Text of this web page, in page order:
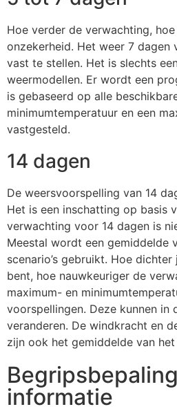
Hoe verder de verwachting,
onzekerheid. Het weer 7 dagen
vast te stellen. Het is slechts
weermodellen. Er wordt een
is gebaseerd op alle
minimumtemperatuur en een
vastgesteld.
14 dagen
De weersvoorspelling van 14
Het is een inschatting op basis
verwachting voor 14 dagen is
Meestal wordt een gemiddelde
scenario’s gebruikt. Hoe
bent, hoe nauwkeuriger de
maximum- en
voorspellingen. Deze kunnen in
veranderen. De windkracht en
zijn ook het gemiddelde van
informatie